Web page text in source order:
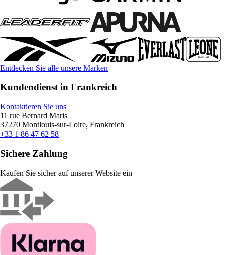
Entdecken Sie alle unsere Marken
Kundendienst in Frankreich
Kontaktieren Sie uns
11 rue Bernard Maris
37270 Montlouis-sur-Loire, Frankreich
+33 1 86 47 62 58
Sichere Zahlung
Kaufen Sie sicher auf unserer Website ein